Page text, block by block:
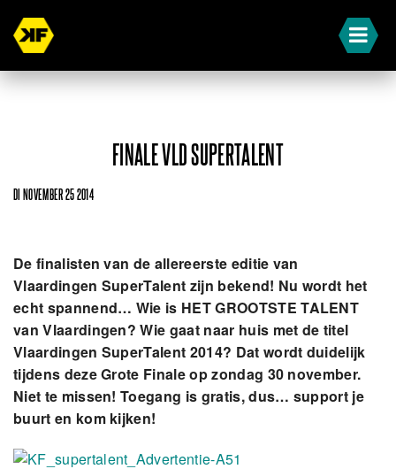
FINALE VLD SUPERTALENT
DI NOVEMBER 25 2014
De finalisten van de allereerste editie van
Vlaardingen SuperTalent zijn bekend! Nu wordt het
echt spannend… Wie is HET GROOTSTE TALENT
van Vlaardingen? Wie gaat naar huis met de titel
Vlaardingen SuperTalent 2014? Dat wordt duidelijk
tijdens deze Grote Finale op zondag 30 november.
Niet te missen! Toegang is gratis, dus… support je
buurt en kom kijken!